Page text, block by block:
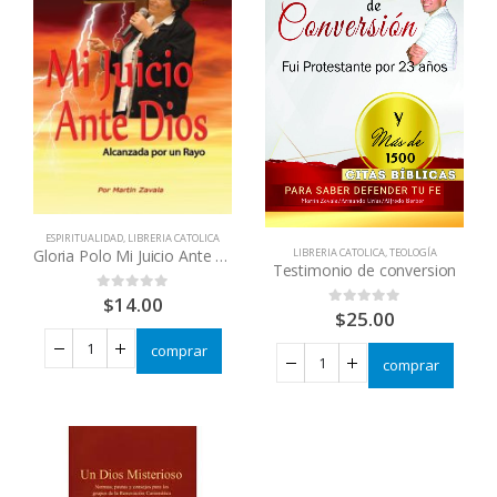
ESPIRITUALIDAD, LIBRERIA CATOLICA
Gloria Polo Mi Juicio Ante Dios
out of 5
$14.00
comprar
LIBRERIA CATOLICA,TEOLOGÍA
Testimonio de conversion
out of 5
$25.00
comprar